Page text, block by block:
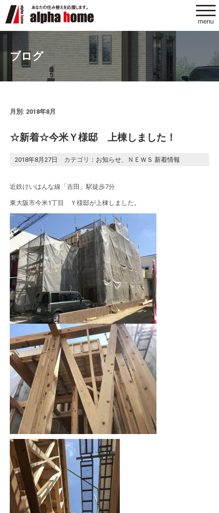
menu
ブログ
月別: 2018年8月
☆新着☆今米Ｙ様邸 上棟しました！
2018年8月27日 カテゴリ： お知らせ、 ＮＥＷＳ 新着情報
近鉄けいはんな線「吉田」駅徒歩7分
東大阪市今米1丁目 Ｙ様邸が上棟しました。